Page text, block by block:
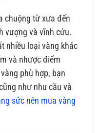
chuộng từ xưa đến
vượng và vĩnh cửu.
nhiều loại vàng khác
và nhược điểm
phù hợp, bạn
như nhu cầu và
sức nên mua vàng